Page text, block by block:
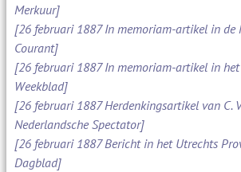
Merkuur]
[26 februari 1887 In memoriam-artikel in de
Courant]
[26 februari 1887 In memoriam-artikel in
Weekblad]
[26 februari 1887 Herdenkingsartikel van C.
Nederlandsche Spectator]
[26 februari 1887 Bericht in het Utrechts
Dagblad]